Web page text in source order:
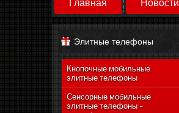
Главная Новости
Элитные телефоны
Кнопочные мобильные
элитные телефоны
Сенсорные мобильные
элитные телефоны -